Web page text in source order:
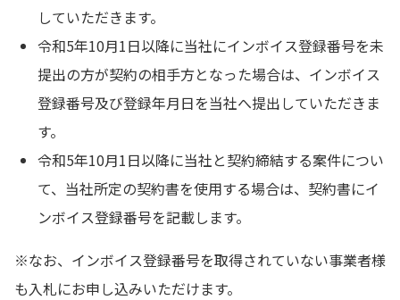
していただきます。
令和5年10月1日以降に当社にインボイス登録番号を未
提出の方が契約の相手方となった場合は、インボイス
登録番号及び登録年月日を当社へ提出していただきま
す。
令和5年10月1日以降に当社と契約締結する案件につい
て、当社所定の契約書を使用する場合は、契約書にイ
ンボイス登録番号を記載します。
※なお、インボイス登録番号を取得されていない事業者様
も入札にお申し込みいただけます。